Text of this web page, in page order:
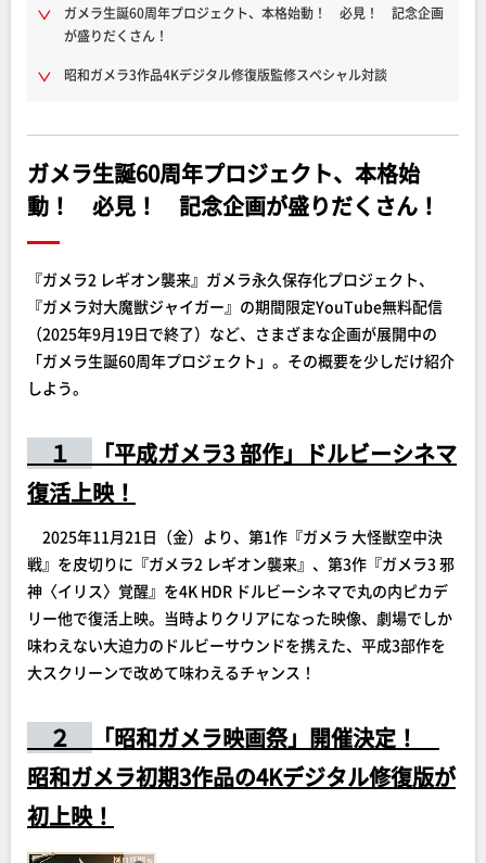
ガメラ生誕60周年プロジェクト、本格始動！ 必見！ 記念企画
が盛りだくさん！
昭和ガメラ3作品4Kデジタル修復版監修スペシャル対談
ガメラ生誕60周年プロジェクト、本格始
動！ 必見！ 記念企画が盛りだくさん！
『ガメラ2 レギオン襲来』ガメラ永久保存化プロジェクト、
『ガメラ対大魔獣ジャイガー』の期間限定YouTube無料配信
（2025年9月19日で終了）など、さまざまな企画が展開中の
「ガメラ生誕60周年プロジェクト」。その概要を少しだけ紹介
しよう。
１
「平成ガメラ3 部作」ドルビーシネマ
復活上映！
2025年11月21日（金）より、第1作『ガメラ 大怪獣空中決
戦』を皮切りに『ガメラ2 レギオン襲来』、第3作『ガメラ3 邪
神〈イリス〉覚醒』を4K HDR ドルビーシネマで丸の内ピカデ
リー他で復活上映。当時よりクリアになった映像、劇場でしか
味わえない大迫力のドルビーサウンドを携えた、平成3部作を
大スクリーンで改めて味わえるチャンス！
２
「昭和ガメラ映画祭」開催決定！
昭和ガメラ初期3作品の4Kデジタル修復版が
初上映！